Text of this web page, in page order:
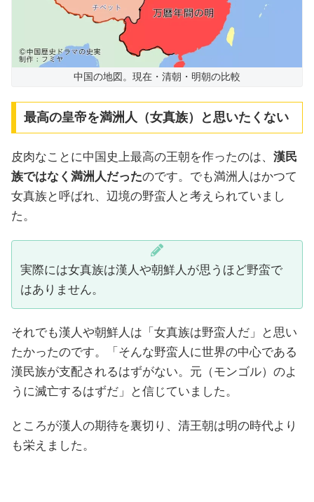
中国の地図。現在・清朝・明朝の比較
最高の皇帝を満洲人（女真族）と思いたくない
皮肉なことに中国史上最高の王朝を作ったのは、 漢民
族ではなく満洲人だったのです。でも満洲人はかつて
女真族と呼ばれ、辺境の野蛮人と考えられていまし
た。
実際には女真族は漢人や朝鮮人が思うほど野蛮で
はありません。
それでも漢人や朝鮮人は「女真族は野蛮人だ」と思い
たかったのです。「そんな野蛮人に世界の中心である
漢民族が支配されるはずがない。元（モンゴル）のよ
うに滅亡するはずだ」と信じていました。
ところが漢人の期待を裏切り、清王朝は明の時代より
も栄えました。